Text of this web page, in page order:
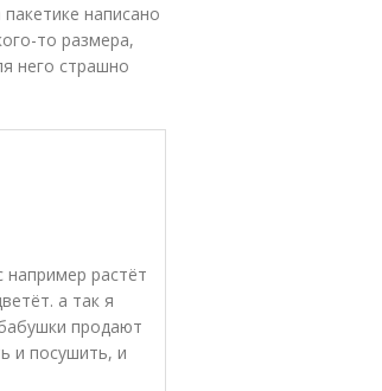
написано
то размера,
него страшно
например растёт
а так я
продают
и посушить, и